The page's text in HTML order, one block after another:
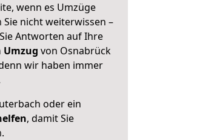
wenn es Umzüge
nicht weiterwissen –
Antworten auf Ihre
von Osnabrück
wir haben immer
oder ein
, damit Sie